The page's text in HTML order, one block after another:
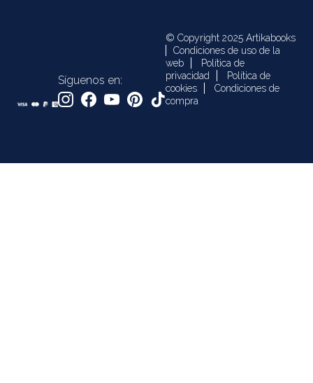
Síguenos en:
© Copyright 2025 Artikabooks
Condiciones de uso de la
web
Política de
privacidad
Política de
cookies
Condiciones de
compra